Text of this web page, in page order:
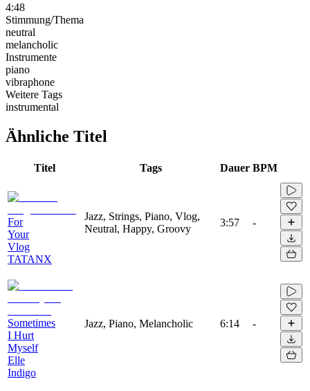
4:48
Stimmung/Thema
neutral
melancholic
Instrumente
piano
vibraphone
Weitere Tags
instrumental
Ähnliche Titel
Titel Tags Dauer BPM
For
Your
Vlog
TATANX
Jazz, Strings, Piano, Vlog,
Neutral, Happy, Groovy
3:57 -
Sometimes
I Hurt
Myself
Elle
Indigo
Jazz, Piano, Melancholic 6:14 -